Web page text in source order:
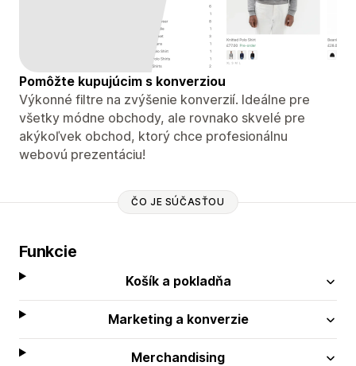
Pomôžte kupujúcim s konverziou
Výkonné filtre na zvýšenie konverzií. Ideálne pre
všetky módne obchody, ale rovnako skvelé pre
akýkoľvek obchod, ktorý chce profesionálnu
webovú prezentáciu!
ČO JE SÚČASŤOU
Funkcie
Košík a pokladňa
Marketing a konverzie
Merchandising